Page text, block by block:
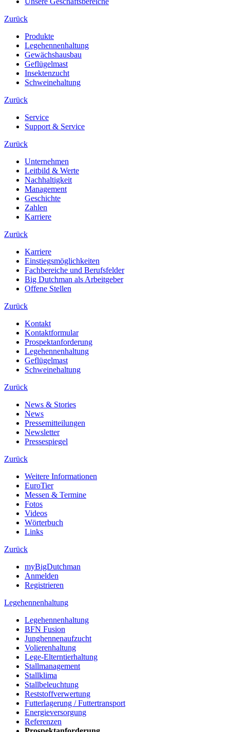
Zurück
Produkte
Legehennenhaltung
Gewächshausbau
Geflügelmast
Insektenzucht
Schweinehaltung
Zurück
Service
Support & Service
Zurück
Unternehmen
Leitbild & Werte
Nachhaltigkeit
Management
Geschichte
Zahlen
Karriere
Zurück
Karriere
Einstiegsmöglichkeiten
Fachbereiche und Berufsfelder
Big Dutchman als Arbeitgeber
Offene Stellen
Zurück
Kontakt
Kontaktformular
Prospektanforderung
Legehennenhaltung
Geflügelmast
Schweinehaltung
Zurück
News & Stories
News
Pressemitteilungen
Newsletter
Pressespiegel
Zurück
Weitere Informationen
EuroTier
Messen & Termine
Fotos
Videos
Wörterbuch
Links
Zurück
myBigDutchman
Anmelden
Registrieren
Legehennenhaltung
Legehennenhaltung
BFN Fusion
Junghennenaufzucht
Volierenhaltung
Lege-Elterntierhaltung
Stallmanagement
Stallklima
Stallbeleuchtung
Reststoffverwertung
Futterlagerung / Futtertransport
Energieversorgung
Referenzen